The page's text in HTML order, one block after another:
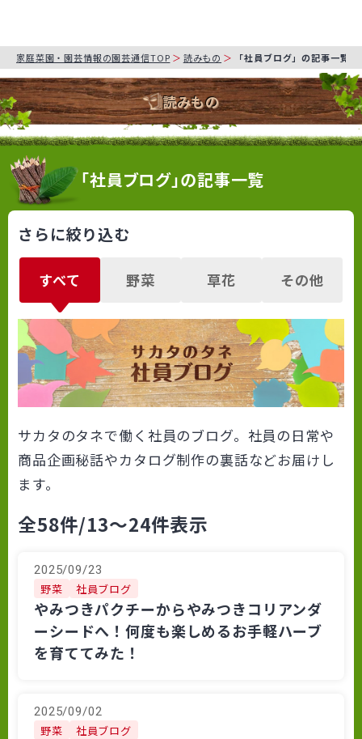
家庭菜園・園芸情報の園芸通信TOP 読みもの 「社員ブログ」の記事一覧
読みもの
「社員ブログ」の記事一覧
さらに絞り込む
すべて 野菜 草花 その他
サカタのタネで働く社員のブログ。社員の日常や
商品企画秘話やカタログ制作の裏話などお届けし
ます。
全58件/13～24件表示
2025/09/23
野菜 社員ブログ
やみつきパクチーからやみつきコリアンダ
ーシードへ！何度も楽しめるお手軽ハーブ
を育ててみた！
2025/09/02
野菜 社員ブログ